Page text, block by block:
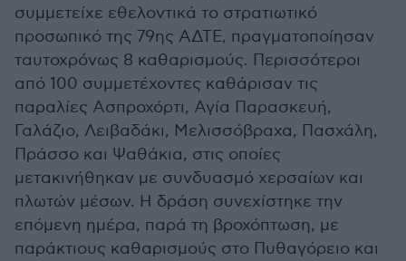
συμμετείχε εθελοντικά το στρατιωτικό
προσωπικό της 79ης ΑΔΤΕ, πραγματοποίησαν
ταυτοχρόνως 8 καθαρισμούς. Περισσότεροι
από 100 συμμετέχοντες καθάρισαν τις
παραλίες Ασπροχόρτι, Αγία Παρασκευή,
Γαλάζιο, Λειβαδάκι, Μελισσόβραχα, Πασχάλη,
Πράσσο και Ψαθάκια, στις οποίες
μετακινήθηκαν με συνδυασμό χερσαίων και
πλωτών μέσων. Η δράση συνεχίστηκε την
επόμενη ημέρα, παρά τη βροχόπτωση, με
παράκτιους καθαρισμούς στο Πυθαγόρειο και